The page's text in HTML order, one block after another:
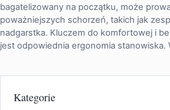
bagatelizowany na początku, może
poważniejszych schorzeń, takich jak
nadgarstka. Kluczem do komfortowej i
jest odpowiednia ergonomia stanowiska.
Kategorie